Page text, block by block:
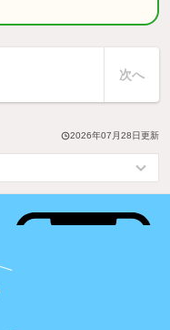
次へ
2026年07月28日 更新